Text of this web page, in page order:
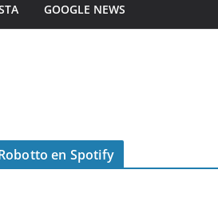
GOOGLE NEWS
en Spotify